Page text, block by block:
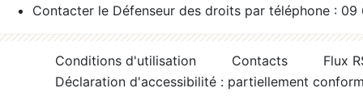
Contacter le Défenseur des droits par téléphone :
Conditions d'utilisation Contacts
Flux
Déclaration d'accessibilité : partiellement